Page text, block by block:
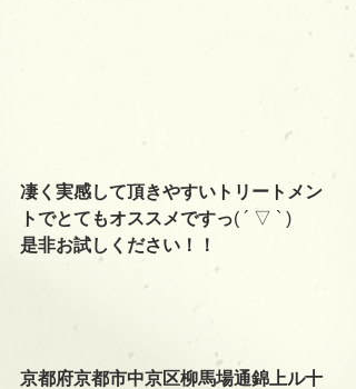
凄く実感して頂きやすいトリートメン
トでとてもオススメですっ( ´ ▽ ` )
是非お試しください！！
京都府京都市中京区柳馬場通錦上ル十